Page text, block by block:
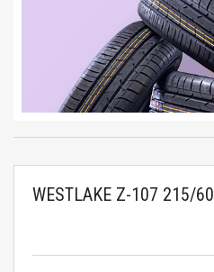
WESTLAKE Z-107 215/